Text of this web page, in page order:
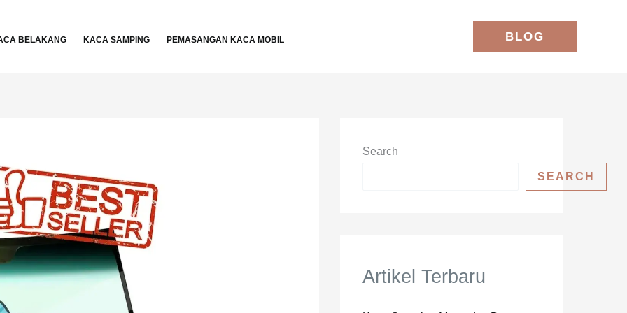
BELAKANG KACA SAMPING PEMASANGAN KACA MOBIL BLOG
Search
SEARCH
Artikel Terbaru